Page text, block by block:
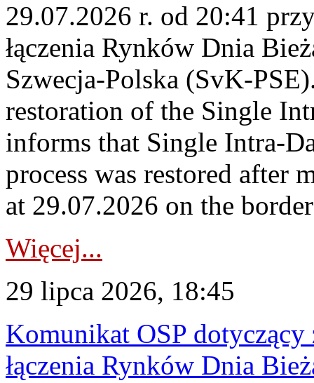
29.07.2026 r. od 20:41
łączenia Rynków Dnia
Szwecja-Polska (SvK-
restoration of the Single
informs that Single Intra-
process was restored after
at 29.07.2026 on the
Więcej...
29 lipca 2026, 18:45
Komunikat OSP dotyczący
łączenia Rynków Dnia